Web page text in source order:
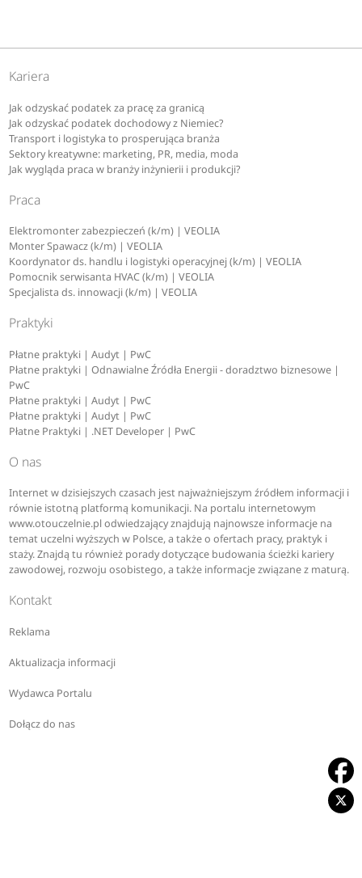
Kariera
Jak odzyskać podatek za pracę za granicą
Jak odzyskać podatek dochodowy z Niemiec?
Transport i logistyka to prosperująca branża
Sektory kreatywne: marketing, PR, media, moda
Jak wygląda praca w branży inżynierii i produkcji?
Praca
Elektromonter zabezpieczeń (k/m) | VEOLIA
Monter Spawacz (k/m) | VEOLIA
Koordynator ds. handlu i logistyki operacyjnej (k/m) | VEOLIA
Pomocnik serwisanta HVAC (k/m) | VEOLIA
Specjalista ds. innowacji (k/m) | VEOLIA
Praktyki
Płatne praktyki | Audyt | PwC
Płatne praktyki | Odnawialne Źródła Energii - doradztwo biznesowe |
PwC
Płatne praktyki | Audyt | PwC
Płatne praktyki | Audyt | PwC
Płatne Praktyki | .NET Developer | PwC
O nas
Internet w dzisiejszych czasach jest najważniejszym źródłem informacji i
równie istotną platformą komunikacji. Na portalu internetowym
www.otouczelnie.pl odwiedzający znajdują najnowsze informacje na
temat uczelni wyższych w Polsce, a także o ofertach pracy, praktyk i
staży. Znajdą tu również porady dotyczące budowania ścieżki kariery
zawodowej, rozwoju osobistego, a także informacje związane z maturą.
Kontakt
Reklama
Aktualizacja informacji
Wydawca Portalu
Dołącz do nas